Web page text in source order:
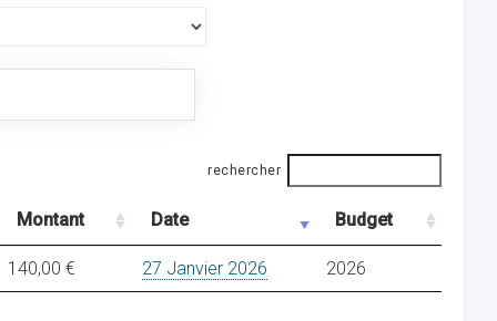
rechercher
Montant Date Budget
140,00 € 27 Janvier 2026 2026